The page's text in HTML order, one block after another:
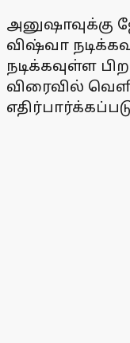
அனுஷாவுக்கு
விஷ்வா
நடிக்கவுள்ள
விரைவில்